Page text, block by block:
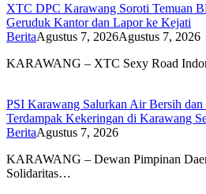
XTC DPC Karawang Soroti Temuan
Geruduk Kantor dan Lapor ke Kejati
BeritaAgustus 7, 2026Agustus 7, 2026
KARAWANG – XTC Sexy Road
PSI Karawang Salurkan Air Bersih dan
Terdampak Kekeringan di Karawang
BeritaAgustus 7, 2026
KARAWANG – Dewan Pimpinan
Solidaritas…